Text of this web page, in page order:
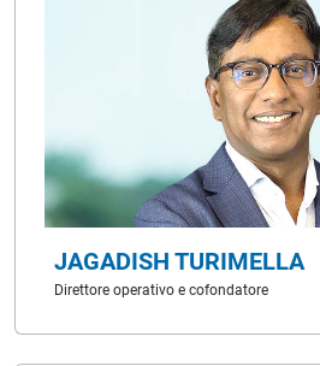
JAGADISH TURIMELLA
Direttore operativo e cofondatore